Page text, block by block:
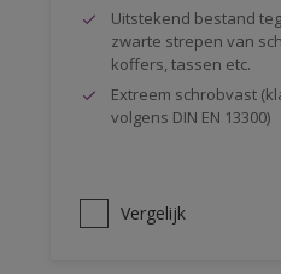
Uitstekend bestand
zwarte strepen van
koffers, tassen etc.
Extreem schrobvast
volgens DIN EN 13300)
Vergelijk